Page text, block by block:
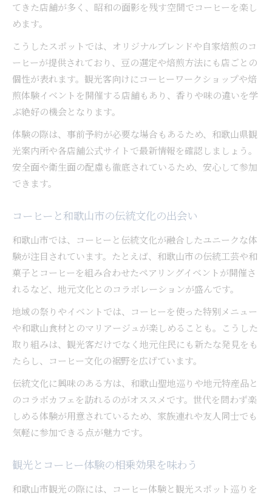
てきた店舗が多く、昭和の面影を残す空間でコーヒーを楽し
めます。
こうしたスポットでは、オリジナルブレンドや自家焙煎のコ
ーヒーが提供されており、豆の選定や焙煎方法にも店ごとの
個性が表れます。観光客向けにコーヒーワークショップや焙
煎体験イベントを開催する店舗もあり、香りや味の違いを学
ぶ絶好の機会となります。
体験の際は、事前予約が必要な場合もあるため、和歌山県観
光案内所や各店舗公式サイトで最新情報を確認しましょう。
安全面や衛生面の配慮も徹底されているため、安心して参加
できます。
コーヒーと和歌山市の伝統文化の出会い
和歌山市では、コーヒーと伝統文化が融合したユニークな体
験が注目されています。たとえば、和歌山市の伝統工芸や和
菓子とコーヒーを組み合わせたペアリングイベントが開催さ
れるなど、地元文化とのコラボレーションが盛んです。
地域の祭りやイベントでは、コーヒーを使った特別メニュー
や和歌山食材とのマリアージュが楽しめることも。こうした
取り組みは、観光客だけでなく地元住民にも新たな発見をも
たらし、コーヒー文化の裾野を広げています。
伝統文化に興味のある方は、和歌山聖地巡りや地元特産品と
のコラボカフェを訪れるのがオススメです。世代を問わず楽
しめる体験が用意されているため、家族連れや友人同士でも
気軽に参加できる点が魅力です。
観光とコーヒー体験の相乗効果を味わう
和歌山市観光の際には、コーヒー体験と観光スポット巡りを